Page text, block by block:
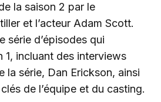
la saison 2 par le
et l’acteur Adam Scott.
série d’épisodes qui
1, incluant des interviews
la série, Dan Erickson, ainsi
de l’équipe et du casting.